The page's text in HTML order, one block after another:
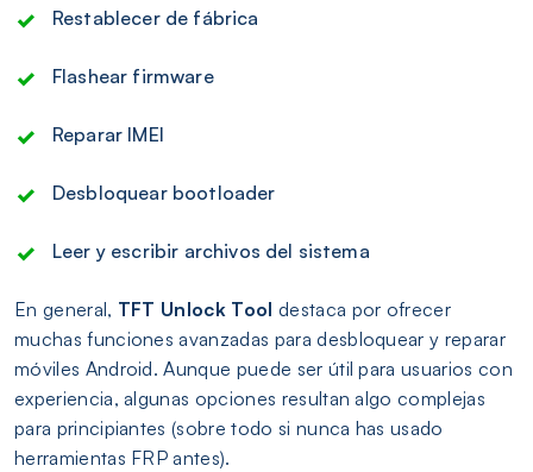
Restablecer de fábrica
Flashear firmware
Reparar IMEI
Desbloquear bootloader
Leer y escribir archivos del sistema
En general, TFT Unlock Tool destaca por ofrecer
muchas funciones avanzadas para desbloquear y reparar
móviles Android. Aunque puede ser útil para usuarios con
experiencia, algunas opciones resultan algo complejas
para principiantes (sobre todo si nunca has usado
herramientas FRP antes).